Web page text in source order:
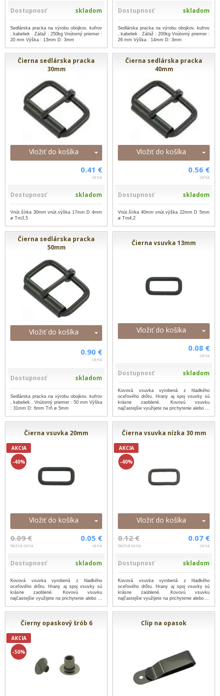
Dostupnosť skladom
Sedlárska pracka na výrobu obojkov, kufrov
, kabeliek . Záťaž : 250kg Vnútorný priemer :
20 mm Výška : 13mm D: 3mm
Dostupnosť skladom
Sedlárska pracka na výrobu obojkov, kufrov
, kabeliek . Záťaž : 200kg Vnútorný priemer :
26 mm Výška : 14mm D: 3mm
Čierna sedlárska pracka
30mm
Vložiť do košíka
0.41 €
cena
Dostupnosť skladom
Vnút.šírka 30mm vnút.výška 17mm D 4mm
ø Trn3,5
Čierna sedlárska pracka
40mm
Vložiť do košíka
0.56 €
cena
Dostupnosť skladom
Vnút.šírka 40mm vnút.výška 22mm D 5mm
ø Trn4,2
Čierna sedlárska pracka
50mm
Vložiť do košíka
0.90 €
cena
Dostupnosť skladom
Sedlárska pracka na výrobu obojkov, kufrov
, kabeliek . Vnútorný priemer : 50 mm Výška
: 31mm D: 6mm Trň ø 5mm
Čierna vsuvka 13mm
Vložiť do košíka
0.08 €
cena
Dostupnosť skladom
Kovová vsuvka vyrobená z hladkého
oceľového drôtu. Hrany aj spoj vsuvky sú
krásne zaoblené. Kovovú vsuvku
najčastejšie využijete na prichytenie alebo ...
Čierna vsuvka 20mm
AKCIA
-40%
Vložiť do košíka
0.09 €
bežná cena
0.05 €
cena
Dostupnosť skladom
Kovová vsuvka vyrobená z hladkého
oceľového drôtu. Hrany aj spoj vsuvky sú
krásne zaoblené. Kovovú vsuvku
najčastejšie využijete na prichytenie alebo ...
Čierna vsuvka nízka 30 mm
AKCIA
-40%
Vložiť do košíka
0.12 €
bežná cena
0.07 €
cena
Dostupnosť skladom
Kovová vsuvka vyrobená z hladkého
oceľového drôtu. Hrany aj spoj vsuvky sú
krásne zaoblené. Kovovú vsuvku
najčastejšie využijete na prichytenie alebo ...
Čierny opaskový šrób 6
AKCIA
-50%
Clip na opasok